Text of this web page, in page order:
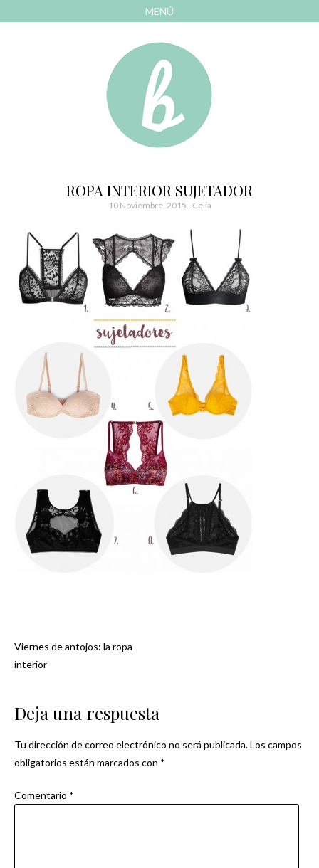
MENÚ
Bonitismos
ROPA INTERIOR SUJETADOR
10 Noviembre, 2015 - Celia
Navegación
Viernes de antojos: la ropa
interior
Deja una respuesta
Tu dirección de correo electrónico no será publicada.Los campos
obligatorios están marcados con *
Comentario *